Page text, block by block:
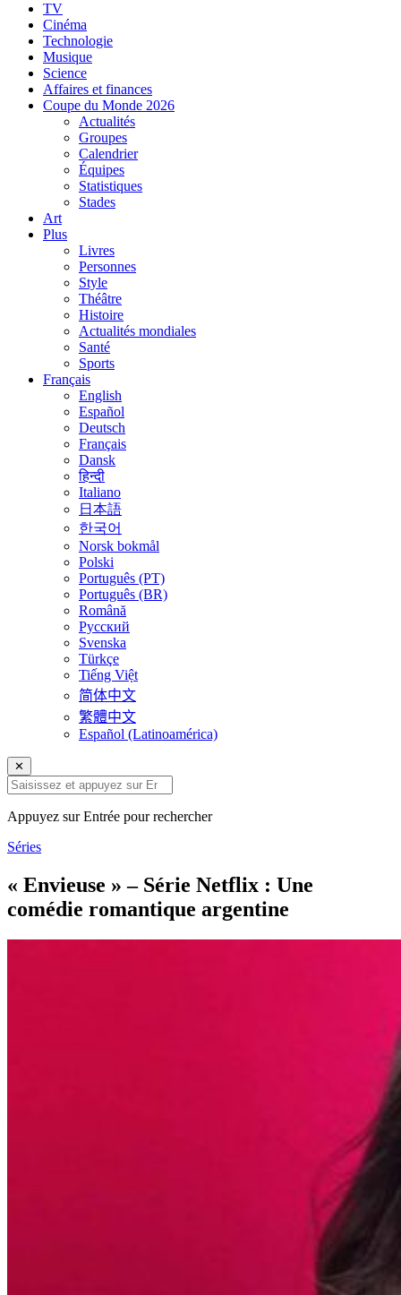
TV
Cinéma
Technologie
Musique
Science
Affaires et finances
Coupe du Monde 2026
Actualités
Groupes
Calendrier
Équipes
Statistiques
Stades
Art
Plus
Livres
Personnes
Style
Théâtre
Histoire
Actualités mondiales
Santé
Sports
Français
English
Español
Deutsch
Français
Dansk
हिन्दी
Italiano
日本語
한국어
Norsk bokmål
Polski
Português (PT)
Português (BR)
Română
Русский
Svenska
Türkçe
Tiếng Việt
简体中文
繁體中文
Español (Latinoamérica)
✕
Appuyez sur Entrée pour rechercher
Séries
« Envieuse » – Série Netflix : Une
comédie romantique argentine